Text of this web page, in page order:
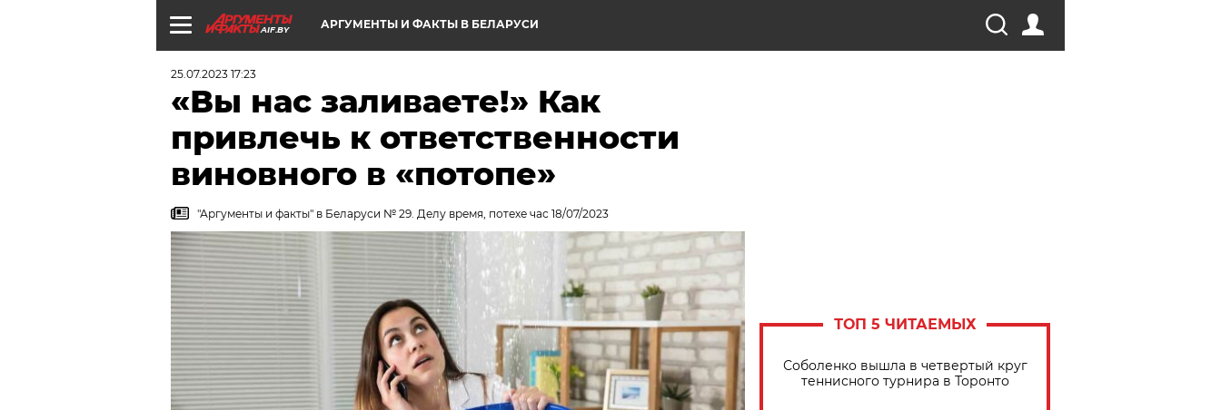
AIF.BY АРГУМЕНТЫ И ФАКТЫ В БЕЛАРУСИ
25.07.2023 17:23
«Вы нас заливаете!» Как
привлечь к ответственности
виновного в «потопе»
"Аргументы и факты" в Беларуси № 29. Делу время, потехе час 18/07/2023
ТОП 5 ЧИТАЕМЫХ
Соболенко вышла в четвертый круг
теннисного турнира в Торонто